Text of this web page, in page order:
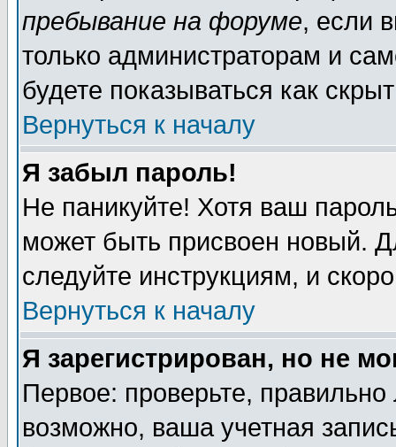
пребывание на форуме, если
только администраторам и
будете показываться как
Вернуться к началу
Я забыл пароль!
Не паникуйте! Хотя ваш
может быть присвоен новый.
следуйте инструкциям, и
Вернуться к началу
Я зарегистрирован, но не
Первое: проверьте,
возможно, ваша учетная